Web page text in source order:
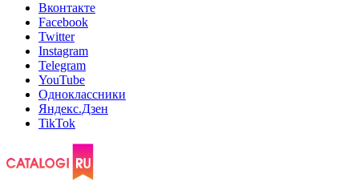
Вконтакте
Facebook
Twitter
Instagram
Telegram
YouTube
Одноклассники
Яндекс.Дзен
TikTok